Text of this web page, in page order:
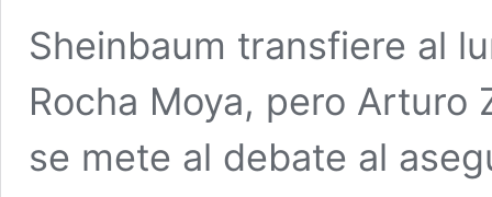
Sheinbaum transfiere al
Rocha Moya, pero Arturo
se mete al debate al